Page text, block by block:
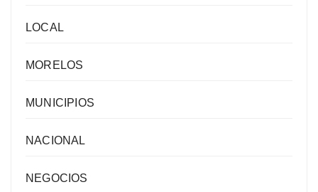
LOCAL
MORELOS
MUNICIPIOS
NACIONAL
NEGOCIOS